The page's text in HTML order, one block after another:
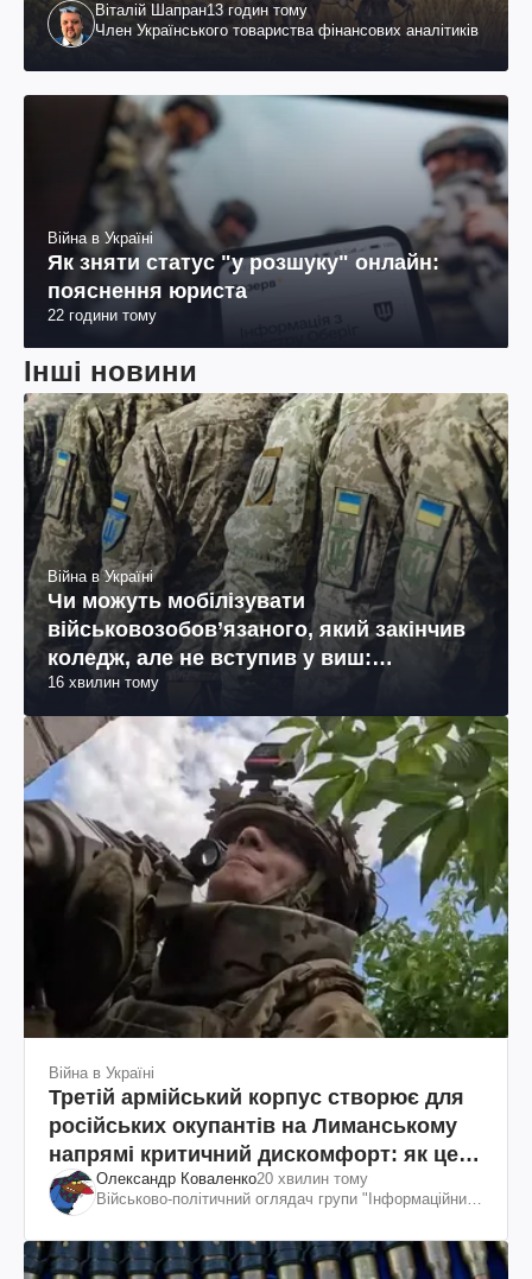
Віталій Шапран13 годин тому
Член Українського товариства фінансових аналітиків
Війна в Україні
Як зняти статус "у розшуку" онлайн:
пояснення юриста
22 години тому
Інші новини
Війна в Україні
Чи можуть мобілізувати
військовозобов’язаного, який закінчив
коледж, але не вступив у виш:
пояснення юриста
16 хвилин тому
Війна в Україні
Третій армійський корпус створює для
російських окупантів на Лиманському
напрямі критичний дискомфорт: як це
вдалосяОлександр Коваленко20 хвилин тому
Військово-політичний оглядач групи "Інформаційний